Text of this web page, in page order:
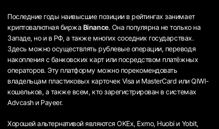
Последние годы наивысшие позиции в рейтингах занимает
криптовалютная биржа Binance. Она популярна не только на
Западе, но и в РФ, а также многих соседних государствах.
Здесь можно осуществлять рублевые операции, переводя
накопления с банковских карт или посредством платёжных
операторов. Эту платформу можно порекомендовать
владельцам пластиковых карточек Visa и MasterCard или QIWI-
кошельков, а также всем, кто зарегистрирован в системах
Advcash и Payeer.
Хорошей альтернативой являются OKEx, Exmo, Huobi и Yobit,